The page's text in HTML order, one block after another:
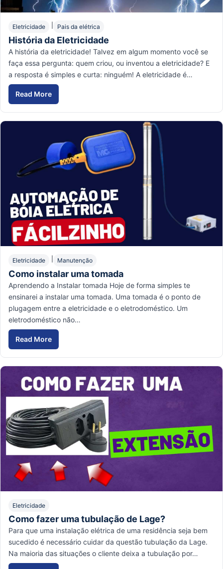
Eletricidade Pais da elétrica
História da Eletricidade
A história da eletricidade! Talvez em algum momento você se
faça essa pergunta: quem criou, ou inventou a eletricidade? E
a resposta é simples e curta: ninguém! A eletricidade é…
Read More
História da Eletricidade
Eletricidade Manutenção
Como instalar uma tomada
Aprendendo a Instalar tomada Hoje de forma simples te
ensinarei a instalar uma tomada. Uma tomada é o ponto de
plugagem entre a eletricidade e o eletrodoméstico. Um
eletrodoméstico não…
Read More
Como instalar uma tomada
Eletricidade
Como fazer uma tubulação de Lage?
Para que uma instalação elétrica de uma residência seja bem
sucedido é necessário cuidar da questão tubulação da Lage.
Na maioria das situações o cliente deixa a tubulação por…